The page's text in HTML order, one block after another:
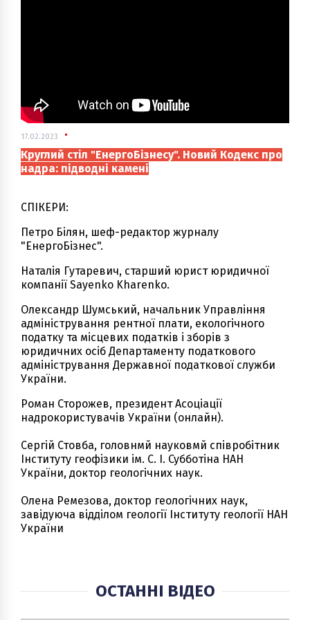
17.02.2023
Круглий стіл "ЕнергоБізнесу". Новий Кодекс про
надра: підводні камені
СПІКЕРИ:
Петро Білян, шеф-редактор журналу
"ЕнергоБізнес".
Наталія Гутаревич, старший юрист юридичної
компанії Sayenko Kharenko.
Олександр Шумський, начальник Управління
адміністрування рентної плати, екологічного
податку та місцевих податків і зборів з
юридичних осіб Департаменту податкового
адміністрування Державної податкової служби
України.
Роман Сторожев, президент Асоціації
надрокористувачів України (онлайн).
Сергій Стовба, головнмй науковмй співробітник
Інституту геофізики ім. С. І. Субботіна НАН
України, доктор геологічних наук.
Олена Ремезова, доктор геологічних наук,
завідуюча відділом геології Інституту геології НАН
України
ОСТАННІ ВІДЕО